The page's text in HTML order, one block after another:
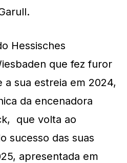
Hessisches
que fez furor
a sua estreia em 2024,
da encenadora
que volta ao
sucesso das suas
apresentada em